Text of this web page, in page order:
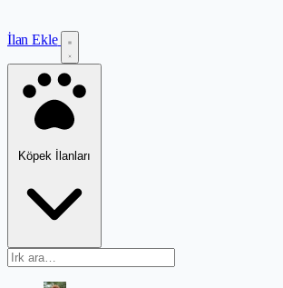
İlan Ekle
Köpek İlanları